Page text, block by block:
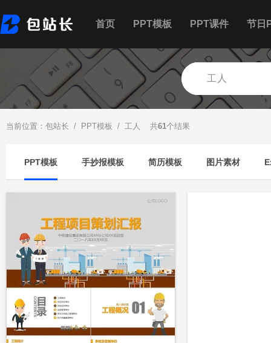
首页 PPT模板 PPT课件 节日
当前位置： 包站长 / PPT模板 / 工人 共61个结果
PPT模板 手抄报模板 简历模板 图片素材